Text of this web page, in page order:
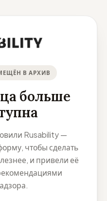
В АРХИВ
больше
Rusability —
чтобы сделать
и привели её